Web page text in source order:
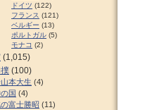
ドイツ (122)
フランス (121)
ベルギー (13)
ポルトガル (5)
モナコ (2)
(1,015)
(100)
本大生 (4)
国 (4)
富士勝昭 (11)